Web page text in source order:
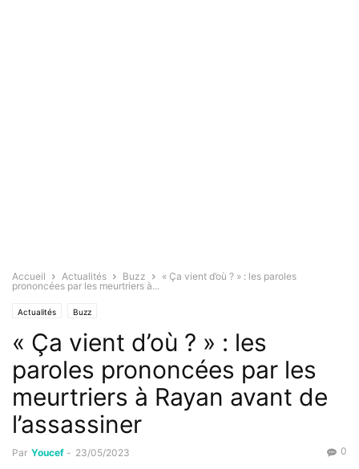
Accueil Actualités Buzz
« Ça vient d’où ? » : les paroles
prononcées par les meurtriers à...
Actualités Buzz
« Ça vient d’où ? » : les
paroles prononcées par les
meurtriers à Rayan avant de
l’assassiner
Par Youcef - 23/05/2023 0